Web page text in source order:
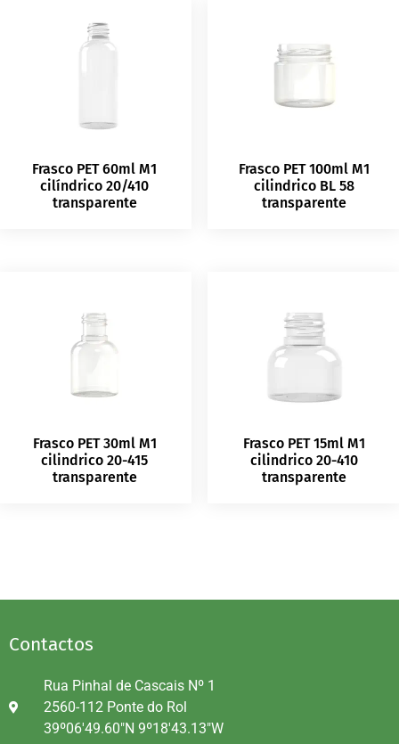
Frasco PET 60ml M1
cilíndrico 20/410
transparente
Frasco PET 100ml M1
cilindrico BL 58
transparente
Frasco PET 30ml M1
cilindrico 20-415
transparente
Frasco PET 15ml M1
cilindrico 20-410
transparente
Contactos
Rua Pinhal de Cascais Nº 1
2560-112 Ponte do Rol
39º06'49.60"N 9º18'43.13"W